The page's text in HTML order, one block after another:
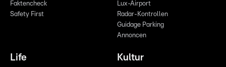
Faktencheck
Safety First
Lux-Airport
Radar-Kontrollen
Guidage Parking
Annoncen
Life Kultur